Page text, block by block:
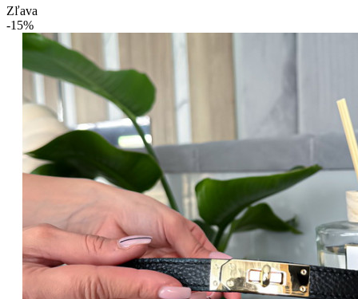
Zľava
-15%